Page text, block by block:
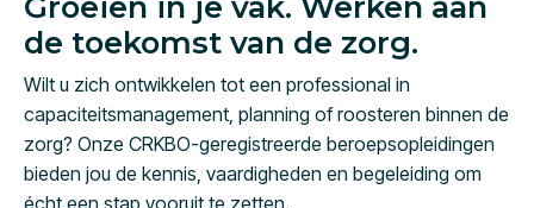
de toekomst van de zorg.
Wilt u zich ontwikkelen tot een professional in
capaciteitsmanagement, planning of roosteren binnen de
zorg? Onze CRKBO-geregistreerde beroepsopleidingen
bieden jou de kennis, vaardigheden en begeleiding om